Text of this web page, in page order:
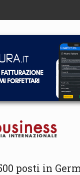
posti in